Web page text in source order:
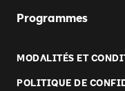
Programmes
MODALITÉS ET
POLITIQUE DE